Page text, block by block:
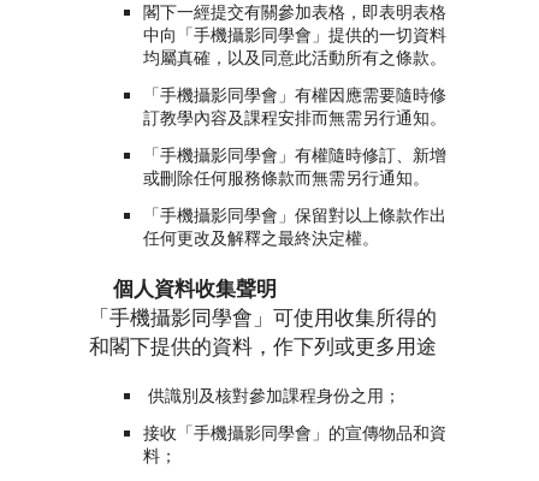
閣下一經提交有關參加表格，即表明表格
中向「手機攝影同學會」提供的一切資料
均屬真確，以及同意此活動所有之條款。
「手機攝影同學會」有權因應需要隨時修
訂教學內容及課程安排而無需另行通知。
「手機攝影同學會」有權隨時修訂、新增
或刪除任何服務條款而無需另行通知。
「手機攝影同學會」保留對以上條款作出
任何更改及解釋之最終決定權。
個人資料收集聲明
「手機攝影同學會」可使用收集所得的
和閣下提供的資料，作下列或更多用途
供識別及核對參加課程身份之用；
接收「手機攝影同學會」的宣傳物品和資
料；